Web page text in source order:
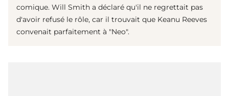
comique. Will Smith a déclaré qu'il ne regrettait pas
d'avoir refusé le rôle, car il trouvait que Keanu Reeves
convenait parfaitement à "Neo".